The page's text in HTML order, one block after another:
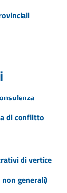
di conflitto
di vertice
generali)